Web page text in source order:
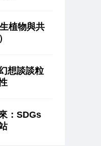
植物與共
想談談粒
：SDGs